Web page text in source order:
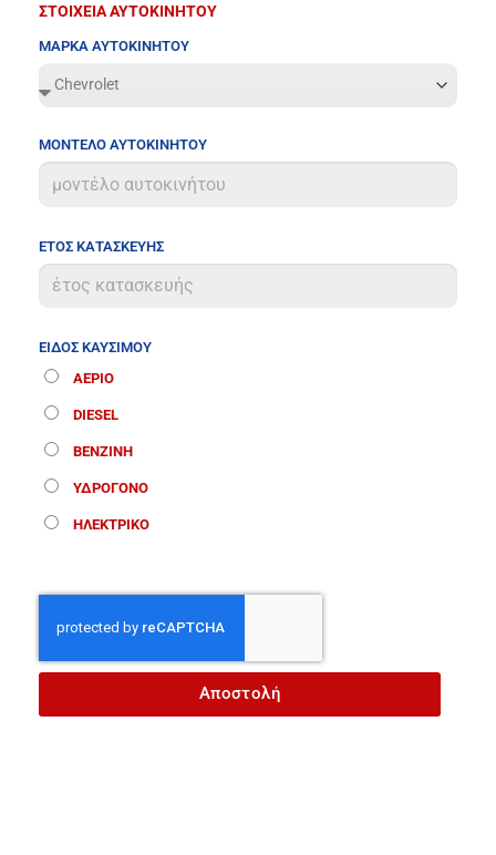
ΣΤΟΙΧΕΙΑ ΑΥΤΟΚΙΝΗΤΟΥ
ΜΑΡΚΑ ΑΥΤΟΚΙΝΗΤΟΥ
ΜΟΝΤΕΛΟ ΑΥΤΟΚΙΝΗΤΟΥ
ΕΤΟΣ ΚΑΤΑΣΚΕΥΗΣ
ΕΙΔΟΣ ΚΑΥΣΙΜΟΥ
ΑΕΡΙΟ
DIESEL
ΒΕΝΖΙΝΗ
ΥΔΡΟΓΟΝΟ
ΗΛΕΚΤΡΙΚΟ
Αποστολή